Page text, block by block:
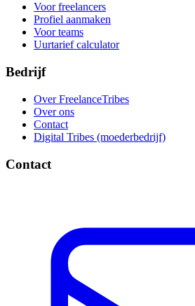
Voor freelancers
Profiel aanmaken
Voor teams
Uurtarief calculator
Bedrijf
Over FreelanceTribes
Over ons
Contact
Digital Tribes (moederbedrijf)
Contact